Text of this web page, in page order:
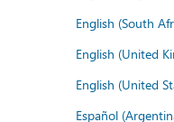
English (South
English (United
English (United
Español